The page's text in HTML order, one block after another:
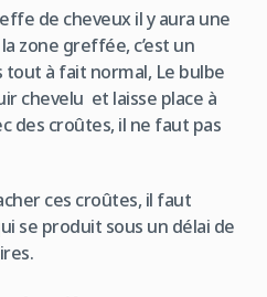
de cheveux il y aura une
zone greffée, c’est un
à fait normal, Le bulbe
chevelu et laisse place à
des croûtes, il ne faut pas
ces croûtes, il faut
se produit sous un délai de